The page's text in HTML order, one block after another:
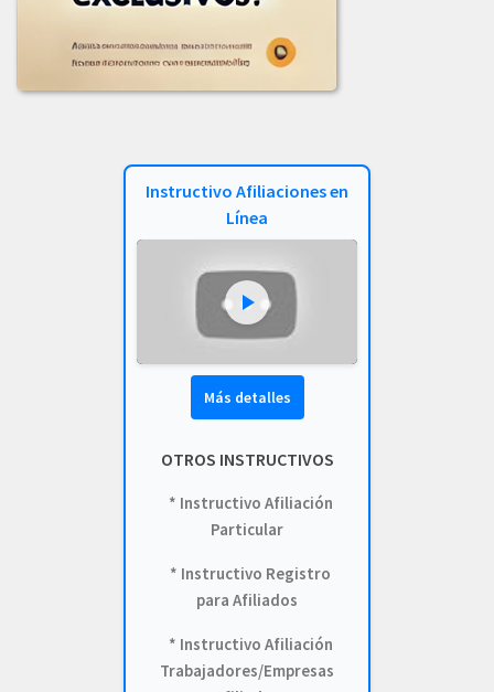
COMUNICADO_LICITACION-002-2023.pdf
INFORME_EVALUACION_COMIT_COMPRAS_LIC_-001-2023.pdf
INF_EVALUACION_COMITE_COMPRAS_LIC-002-2023.pdf
LICITACION_003_DE_2023.PDF
LICITACION_DE_OFERTAS_002-2023.PDF
LICITACION_DE_OFERTA_N_004_DE_2023.pdf
LICITACION_OFERTAS-004-2023.pdf
LICITACION_OFERTAS_001-2023.pdf
ADJUDICACION_LICITACION-001_2022.pdf
COMUNICADO_ADJUDICACION_LIC_003-2022.PDF
COMUNICADO_ADJUDICACION_LIC_004-2022.PDF
Instructivo Afiliaciones en
Línea
Más detalles
OTROS INSTRUCTIVOS
* Instructivo Afiliación
Particular
* Instructivo Registro
para Afiliados
* Instructivo Afiliación
Trabajadores/Empresas